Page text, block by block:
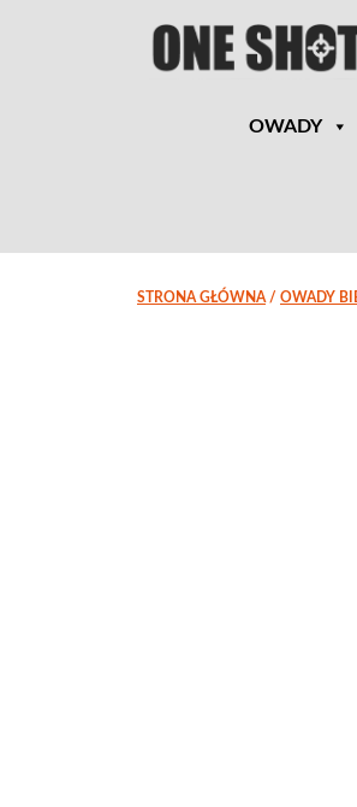
OWADY
STRONA GŁÓWNA / OWADY